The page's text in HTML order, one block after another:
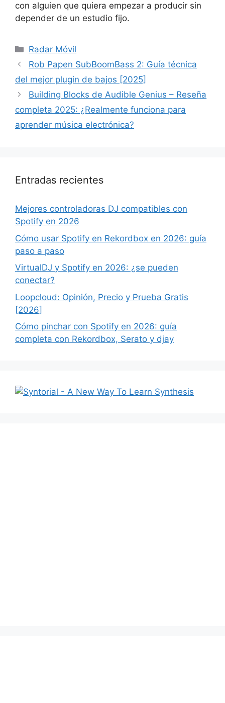
con alguien que quiera empezar a producir sin
depender de un estudio fijo.
Categorías
Radar Móvil
Rob Papen SubBoomBass 2: Guía técnica
del mejor plugin de bajos [2025]
Building Blocks de Audible Genius – Reseña
completa 2025: ¿Realmente funciona para
aprender música electrónica?
Entradas recientes
Mejores controladoras DJ compatibles con
Spotify en 2026
Cómo usar Spotify en Rekordbox en 2026: guía
paso a paso
VirtualDJ y Spotify en 2026: ¿se pueden
conectar?
Loopcloud: Opinión, Precio y Prueba Gratis
[2026]
Cómo pinchar con Spotify en 2026: guía
completa con Rekordbox, Serato y djay